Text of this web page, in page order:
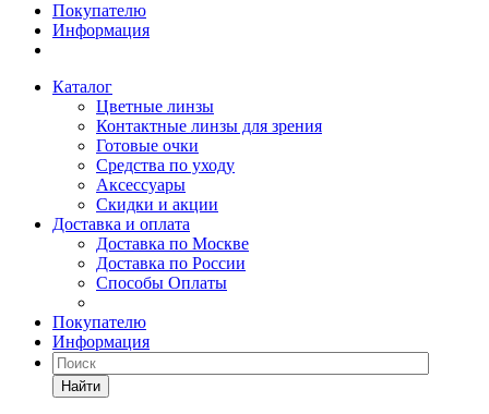
Покупателю
Информация
Каталог
Цветные линзы
Контактные линзы для зрения
Готовые очки
Средства по уходу
Аксессуары
Скидки и акции
Доставка и оплата
Доставка по Москве
Доставка по России
Способы Оплаты
Покупателю
Информация
Найти